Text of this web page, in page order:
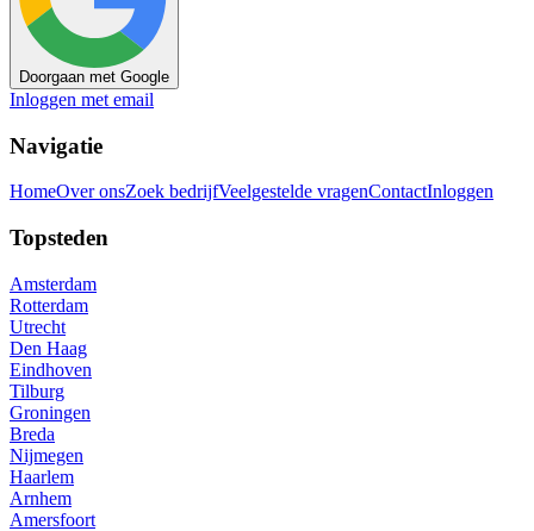
Doorgaan met Google
Inloggen met email
Navigatie
HomeOver onsZoek bedrijfVeelgestelde vragenContactInloggen
Topsteden
Amsterdam
Rotterdam
Utrecht
Den Haag
Eindhoven
Tilburg
Groningen
Breda
Nijmegen
Haarlem
Arnhem
Amersfoort